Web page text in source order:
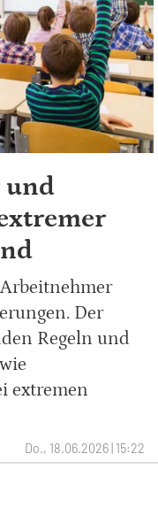
und
Der
Regeln und
extremen
Do., 18.06.2026 | 15:22